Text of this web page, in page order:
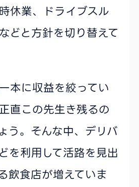
休業、ドライブスル
どと方針を切り替えて
本に収益を絞ってい
直この先生き残るの
う。そんな中、デリバ
を利用して活路を見出
飲食店が増えていま